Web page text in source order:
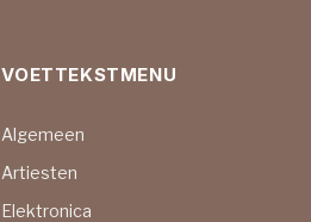
VOETTEKSTMENU
Algemeen
Artiesten
Elektronica